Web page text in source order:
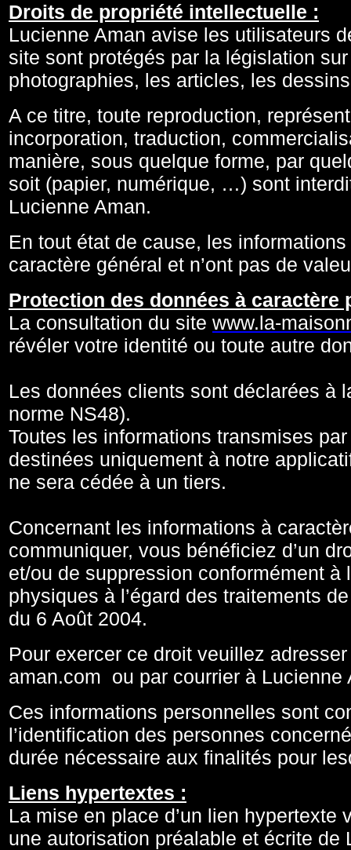
Droits de propriété intellectuelle :
Lucienne Aman avise les utilisateurs
site sont protégés par la législation
photographies, les articles, les
A ce titre, toute reproduction,
incorporation, traduction,
manière, sous quelque forme, par
soit (papier, numérique, …) sont
Lucienne Aman.
En tout état de cause, les
caractère général et n’ont pas de
Protection des données à caractère
La consultation du site www.la-
révéler votre identité ou toute autre
Les données clients sont déclarées à
norme NS48).
Toutes les informations transmises
destinées uniquement à notre
ne sera cédée à un tiers.
Concernant les informations à
communiquer, vous bénéficiez d’un
et/ou de suppression conformément
physiques à l’égard des traitements
du 6 Août 2004.
Pour exercer ce droit veuillez
aman.com ou par courrier à
Ces informations personnelles sont
l’identification des personnes
durée nécessaire aux finalités pour
Liens hypertextes :
La mise en place d’un lien
une autorisation préalable et écrite de